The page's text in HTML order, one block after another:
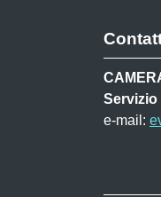
Servizio
e-mail: